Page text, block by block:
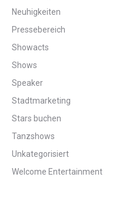
Neuhigkeiten
Pressebereich
Showacts
Shows
Speaker
Stadtmarketing
Stars buchen
Tanzshows
Unkategorisiert
Welcome Entertainment